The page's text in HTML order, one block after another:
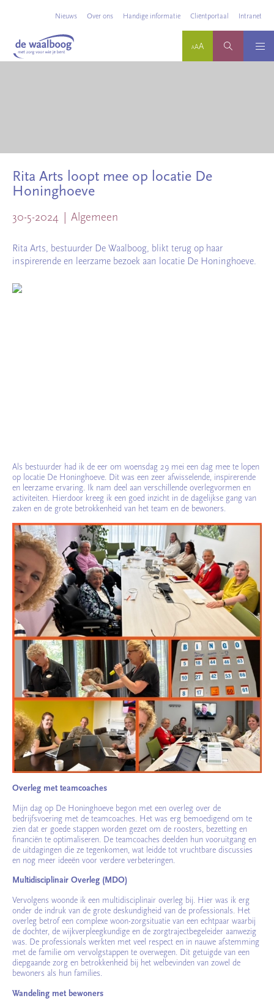
Nieuws Over ons Handige informatie Cliëntportaal Intranet
Rita Arts loopt mee op locatie De
Honinghoeve
30-5-2024 Algemeen
Rita Arts, bestuurder De Waalboog, blikt terug op haar
inspirerende en leerzame bezoek aan locatie De Honinghoeve.
Als bestuurder had ik de eer om woensdag 29 mei een dag mee te lopen
op locatie De Honinghoeve. Dit was een zeer afwisselende, inspirerende
en leerzame ervaring. Ik nam deel aan verschillende overlegvormen en
activiteiten. Hierdoor kreeg ik een goed inzicht in de dagelijkse gang van
zaken en de grote betrokkenheid van het team en de bewoners.
Overleg met teamcoaches
Mijn dag op De Honinghoeve begon met een overleg over de
bedrijfsvoering met de teamcoaches. Het was erg bemoedigend om te
zien dat er goede stappen worden gezet om de roosters, bezetting en
financiën te optimaliseren. De teamcoaches deelden hun vooruitgang en
de uitdagingen die ze tegenkomen, wat leidde tot vruchtbare discussies
en nog meer ideeën voor verdere verbeteringen.
Multidisciplinair Overleg (MDO)
Vervolgens woonde ik een multidisciplinair overleg bij. Hier was ik erg
onder de indruk van de grote deskundigheid van de professionals. Het
overleg betrof een complexe woon-zorgsituatie van een echtpaar waarbij
de dochter, de wijkverpleegkundige en de zorgtrajectbegeleider aanwezig
was. De professionals werkten met veel respect en in nauwe afstemming
met de familie om vervolgstappen te overwegen. Dit getuigde van een
diepgaande zorg en betrokkenheid bij het welbevinden van zowel de
bewoners als hun families.
Wandeling met bewoners